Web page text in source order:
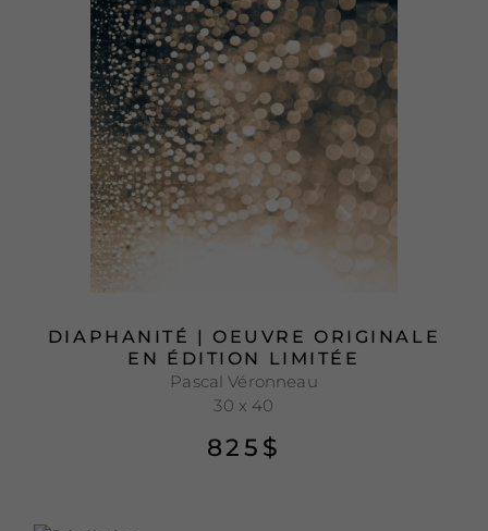
DIAPHANITÉ | OEUVRE ORIGINALE
EN ÉDITION LIMITÉE
Pascal Véronneau
30 x 40
825 $